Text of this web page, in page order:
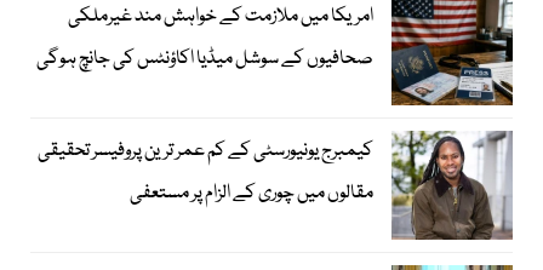
امریکا میں ملازمت کے خواہش مند غیرملکی
صحافیوں کے سوشل میڈیا اکاؤنٹس کی جانچ ہوگی
کیمبرج یونیورسٹی کے کم عمر ترین پروفیسر تحقیقی
مقالوں میں چوری کے الزام پر مستعفی